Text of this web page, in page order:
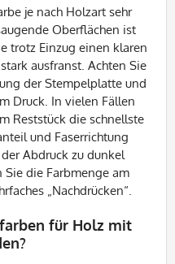
je nach Holzart sehr
Oberflächen ist
trotz Einzug einen klaren
ausfranst. Achten Sie
der Stempelplatte und
Druck. In vielen Fällen
Reststück die schnellste
und Faserrichtung
Abdruck zu dunkel
die Farbmenge am
„Nachdrücken“.
für Holz mit